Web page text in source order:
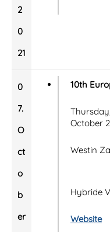
2
0
21
0
7.
O
ct
o
b
er
10th
October
Westin
Hybride
Website